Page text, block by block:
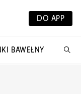
DO APP
BAWEŁNY